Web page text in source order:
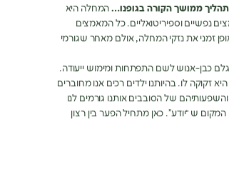
ממושך הקורה בגופנו…המחלה היא
נפשיים וספיריטואליים. כל המאמצים
זמני את נזקי המחלה, אולם מאחר שגורמי
כבן-אנוש לשם התפתחות ומימוש ייעודה.
לו. בהיותנו ילדים רכים אנו מחוברים
של הסובבים אותנו גורמים לנו
ש “יודע”. כאן מתחיל הפער בין רצון